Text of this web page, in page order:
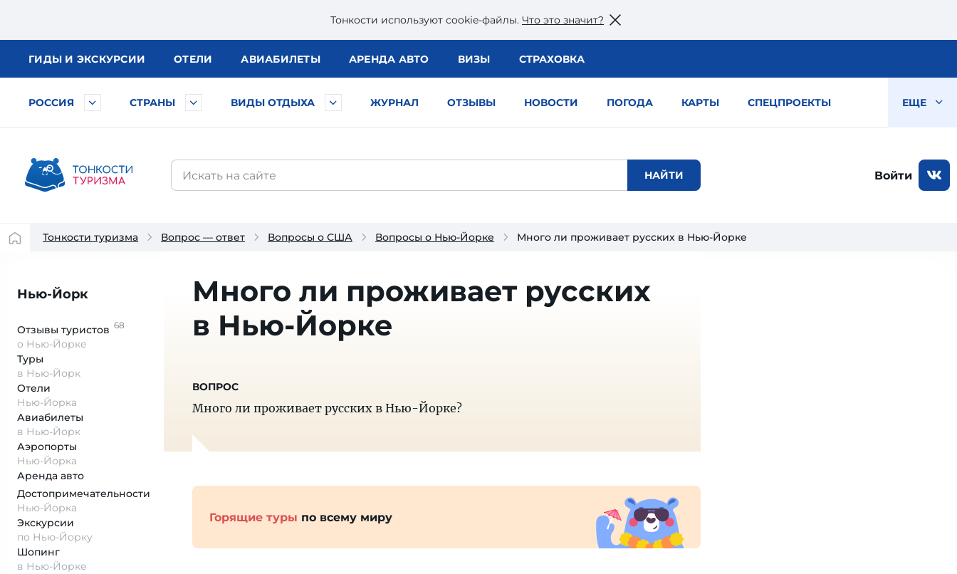
Тонкости используют сookie-файлы. Что это значит?
ГИДЫ И ЭКСКУРСИИ ОТЕЛИ АВИАБИЛЕТЫ АРЕНДА АВТО ВИЗЫ СТРАХОВКА
РОССИЯ СТРАНЫ ВИДЫ ОТДЫХА ЖУРНАЛ ОТЗЫВЫ НОВОСТИ ПОГОДА КАРТЫ СПЕЦПРОЕКТЫ ЕЩЕ
Войти
Тонкости туризма Вопрос — ответ Вопросы о США Вопросы о Нью-Йорке Много ли проживает русских в Нью-Йорке
Нью-Йорк
Отзывы туристов 68
о Нью-Йорке
Туры
в Нью-Йорк
Отели
Нью-Йорка
Авиабилеты
в Нью-Йорк
Аэропорты
Нью-Йорка
Аренда авто
Достопримеча­тельности
Нью-Йорка
Экскурсии
по Нью-Йорку
Шопинг
в Нью-Йорке
Много ли проживает русских
в Нью-Йорке
Много ли проживает русских в Нью-Йорке?
Горящие туры по всему миру